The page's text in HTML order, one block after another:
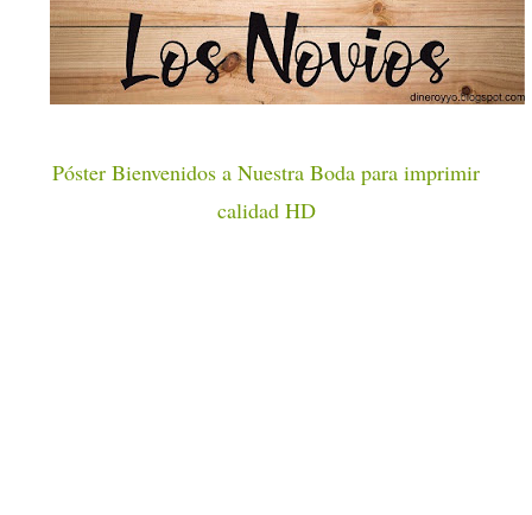
Póster Bienvenidos a Nuestra Boda para imprimir
calidad HD